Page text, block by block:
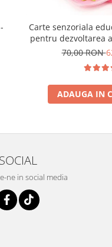
Carte senzoriala
pentru dezvoltarea
model
70,00 RON
ADAUGA IN
SOCIAL
ne in social media